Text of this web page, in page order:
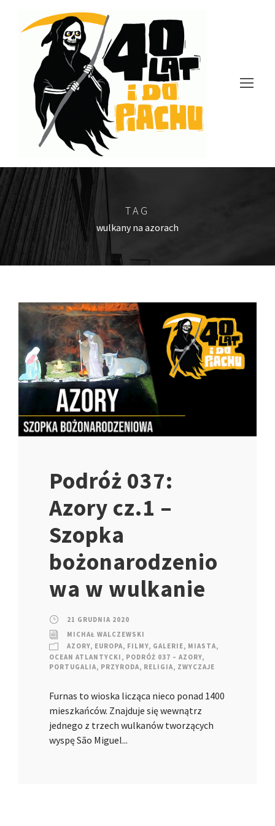
TAG
wulkany na azorach
Podróż 037:
Azory cz.1 –
Szopka
bożonarodzenio
wa w wulkanie
21 GRUDNIA 2020
MICHAŁ WALCZEWSKI
AZORY, EUROPA, FILMY, GALERIE, MIASTA,
OCEAN ATLANTYCKI , PODRÓŻ 037 – AZORY,
PORTUGALIA, PRZYRODA, RELIGIA, ZWYCZAJE
Furnas to wioska licząca nieco ponad 1400
mieszkańców. Znajduje się wewnątrz
jednego z trzech wulkanów tworzących
wyspę São Miguel...